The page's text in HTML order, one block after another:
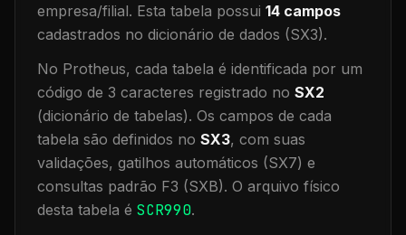
empresa/filial. Esta tabela possui 14 campos
cadastrados no dicionário de dados (SX3).
No Protheus, cada tabela é identificada por um
código de 3 caracteres registrado no SX2
(dicionário de tabelas). Os campos de cada
tabela são definidos no SX3, com suas
validações, gatilhos automáticos (SX7) e
consultas padrão F3 (SXB). O arquivo físico
desta tabela é SCR990.